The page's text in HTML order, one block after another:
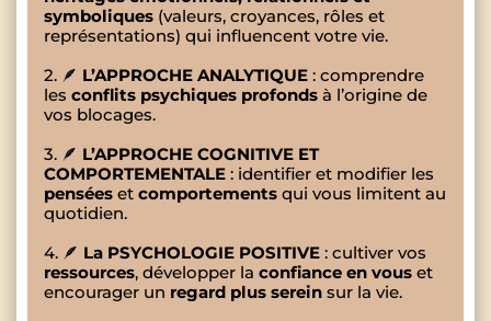
symboliques (valeurs, croyances, rôles et
représentations) qui influencent votre vie.
2. 🪶 L’APPROCHE ANALYTIQUE : comprendre
les conflits psychiques profonds à l’origine de
vos blocages.
3. 🪶 L’APPROCHE COGNITIVE ET
COMPORTEMENTALE : identifier et modifier les
pensées et comportements qui vous limitent au
quotidien.
4. 🪶 La PSYCHOLOGIE POSITIVE : cultiver vos
ressources, développer la confiance en vous et
encourager un regard plus serein sur la vie.